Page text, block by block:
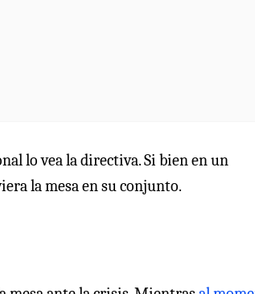
lo vea la directiva. Si bien en un
la mesa en su conjunto.